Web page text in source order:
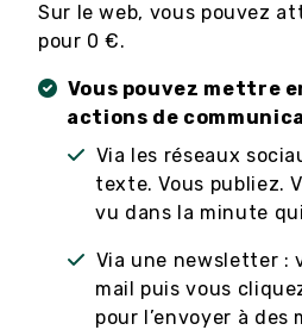
Sur le web, vous pouvez
pour 0 €.
Vous pouvez mettre
actions de
Via les réseaux
texte. Vous publiez.
vu dans la minute
Via une newsletter :
mail puis vous
pour l’envoyer à